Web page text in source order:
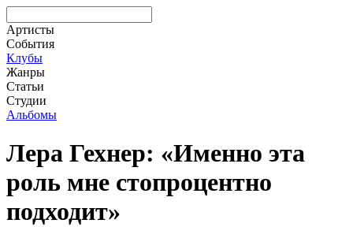
Артисты
События
Клубы
Жанры
Статьи
Студии
Альбомы
Лера Гехнер: «Именно эта
роль мне стопроцентно
подходит»